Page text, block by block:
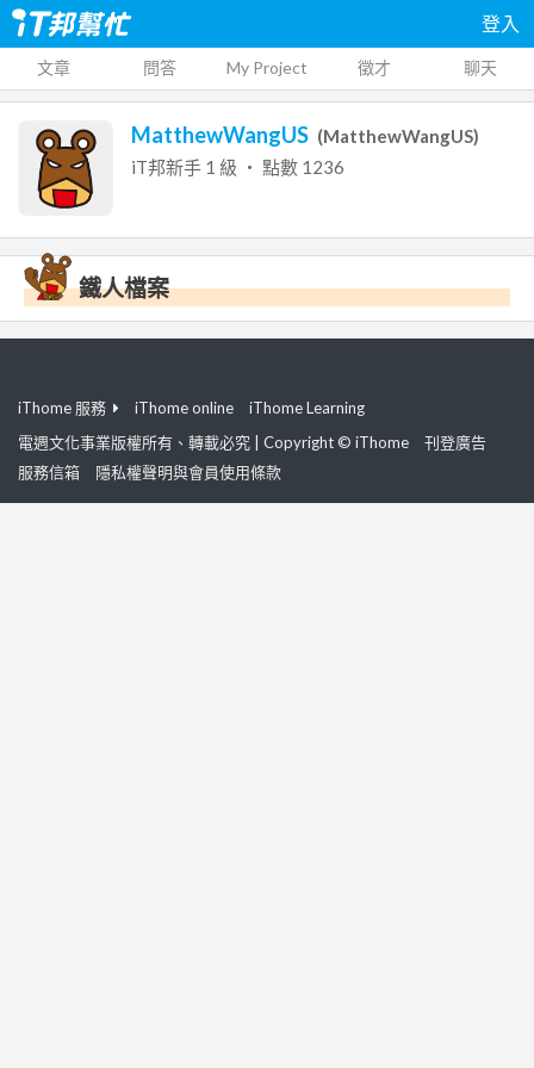
登入
文章 問答 My Project 徵才 聊天
MatthewWangUS (MatthewWangUS)
iT邦新手 1 級 ‧ 點數 1236
鐵人檔案
iThome 服務 iThome online
iThome Learning
電週文化事業版權所有、轉載必究 | Copyright © iThome
刊登廣告
服務信箱
隱私權聲明與會員使用條款